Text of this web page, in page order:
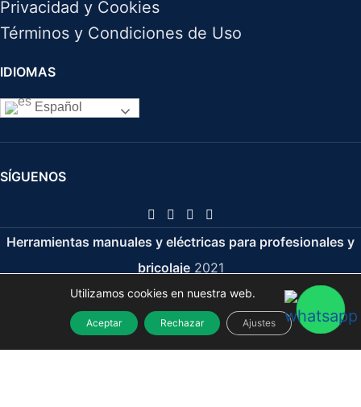
Privacidad y Cookies
Términos y Condiciones de Uso
IDIOMAS
Español
SÍGUENOS
Herramientas manuales y eléctricas para profesionales y
bricolaje 2021
Utilizamos cookies en nuestra web.
Aceptar Rechazar Ajustes